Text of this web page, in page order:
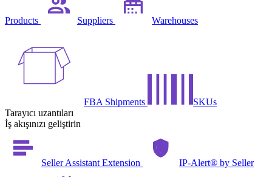
Products Suppliers Warehouses
FBA Shipments
SKUs
Tarayıcı uzantıları
İş akışınızı geliştirin
Seller Assistant Extension IP-Alert® by Seller